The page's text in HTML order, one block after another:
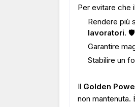
Per evitare che il
Rendere più
lavoratori. 🛡️
Garantire
Stabilire un
Il Golden
non mantenuta.